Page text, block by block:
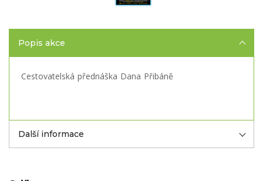
Popis akce
Cestovatelská přednáška Dana Přibáně
Další informace